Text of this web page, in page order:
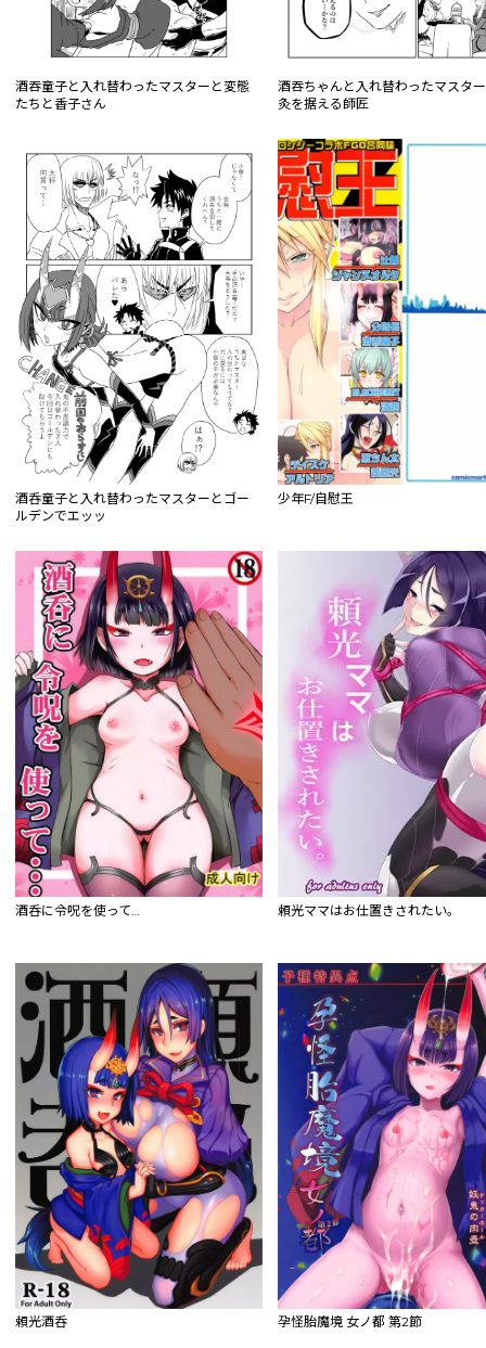
酒吞童子と入れ替わったマスターと変態
たちと香子さん
酒吞ちゃんと入れ替わったマスタ
灸を据える師匠
酒呑童子と入れ替わったマスターとゴー
ルデンでエッッ
少年F/自慰王
酒呑に令呪を使って… 頼光ママはお仕置きされたい。
頼光酒呑 孕怪胎魔境 女ノ都 第2節